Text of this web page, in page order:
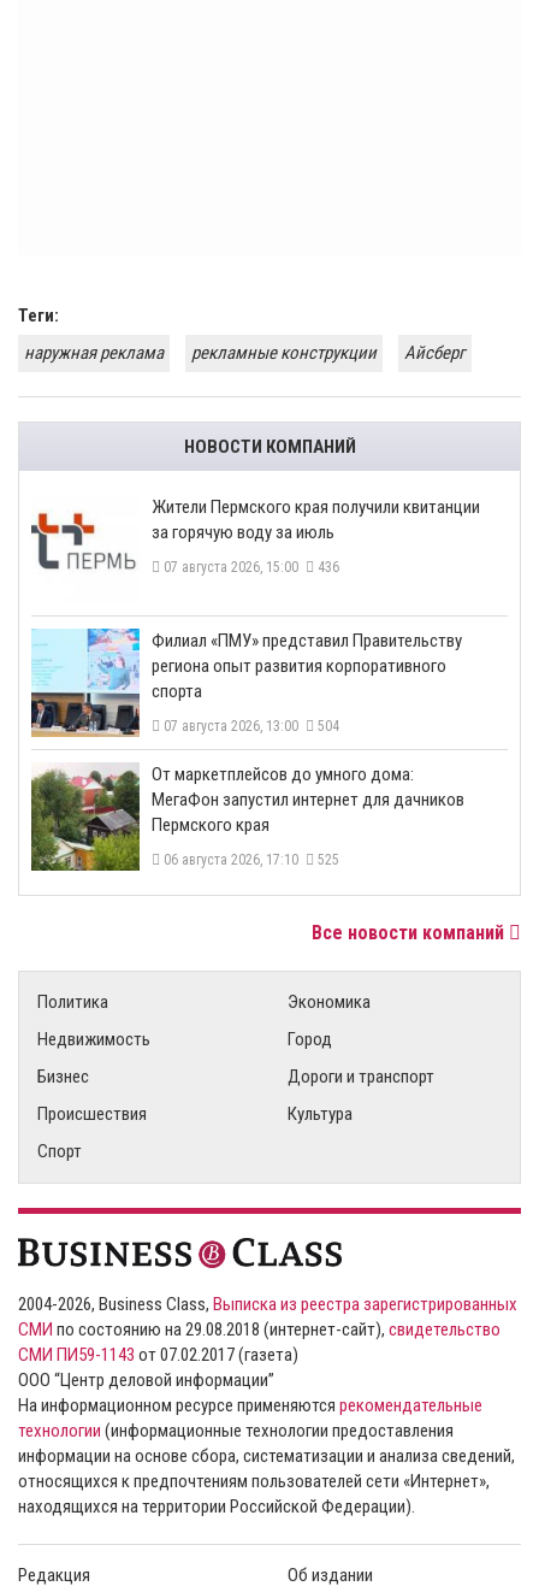
Теги:
наружная реклама
рекламные конструкции Айсберг
НОВОСТИ КОМПАНИЙ
​Жители Пермского края получили квитанции
за горячую воду за июль
07 августа 2026, 15:00 436
​Филиал «ПМУ» представил Правительству
региона опыт развития корпоративного
спорта
07 августа 2026, 13:00 504
От маркетплейсов до умного дома:
МегаФон запустил интернет для дачников
Пермского края
06 августа 2026, 17:10 525
Все новости компаний
Политика
Экономика
Недвижимость
Город
Бизнес
Дороги и транспорт
Происшествия
Культура
Спорт
2004-2026, Business Class, Выписка из реестра зарегистрированных
СМИ по состоянию на 29.08.2018 (интернет-сайт), свидетельство
СМИ ПИ59-1143 от 07.02.2017 (газета)
ООО “Центр деловой информации”
На информационном ресурсе применяются рекомендательные
технологии (информационные технологии предоставления
информации на основе сбора, систематизации и анализа сведений,
относящихся к предпочтениям пользователей сети «Интернет»,
находящихся на территории Российской Федерации).
Редакция Об издании